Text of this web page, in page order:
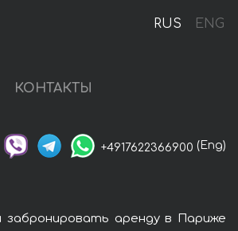
RUS ENG
КОНТАКТЫ
+4917622366900 (Eng)
аренду в Париже